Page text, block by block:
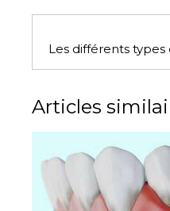
Articles